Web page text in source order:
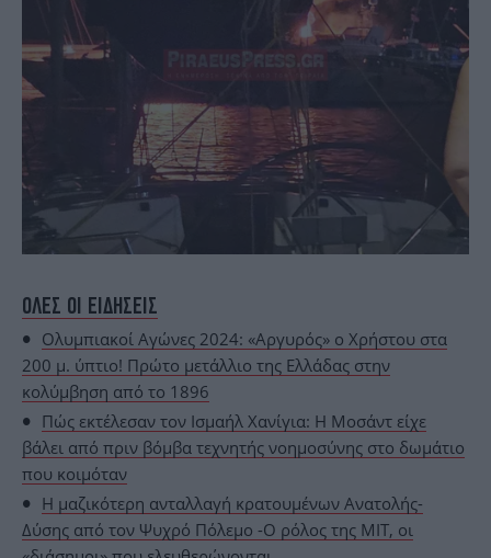
ΟΛΕΣ ΟΙ ΕΙΔΗΣΕΙΣ
Ολυμπιακοί Αγώνες 2024: «Αργυρός» ο Χρήστου στα
200 μ. ύπτιο! Πρώτο μετάλλιο της Ελλάδας στην
κολύμβηση από το 1896
Πώς εκτέλεσαν τον Ισμαήλ Χανίγια: Η Μοσάντ είχε
βάλει από πριν βόμβα τεχνητής νοημοσύνης στο δωμάτιο
που κοιμόταν
Η μαζικότερη ανταλλαγή κρατουμένων Ανατολής-
Δύσης από τον Ψυχρό Πόλεμο -Ο ρόλος της ΜΙΤ, οι